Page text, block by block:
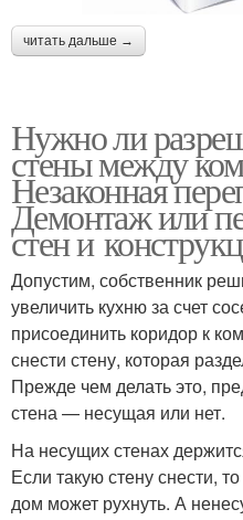
читать дальше →
Нужно ли
стены между
Незаконная
Демонтаж или
стен и
Допустим, собственник
увеличить кухню за счет
присоединить коридор к
снести стену, которая
Прежде чем делать это,
стена — несущая или нет.
На несущих стенах
Если такую стену снести,
дом может рухнуть. А